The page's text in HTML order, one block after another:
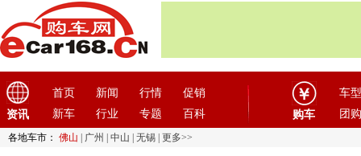
资讯
首页 新闻 行情
促销
新车
行业 专题 百科 购车
车型
团购
各地车市： 佛山 广州 中山 无锡 更多>>
G
GMC(4)
广汽传祺
广汽吉奥
广汽集团 (2)
广汽蔚来(1)